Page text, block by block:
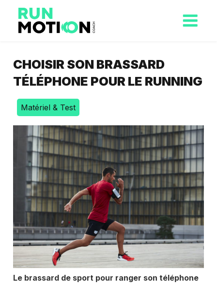
CHOISIR SON BRASSARD
TÉLÉPHONE POUR LE RUNNING
Matériel & Test
Le brassard de sport pour ranger son téléphone